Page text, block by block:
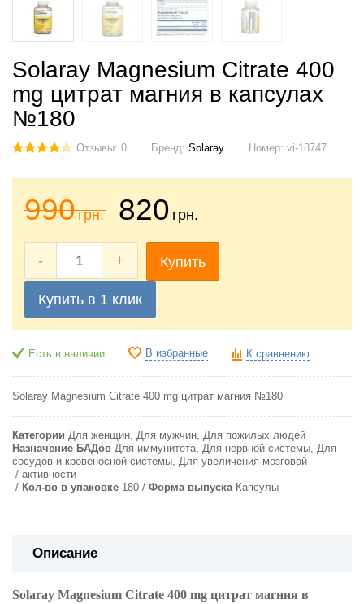
Solaray Magnesium Citrate 400
mg цитрат магния в капсулах
№180
Отзывы: 0 Бренд: Solaray Номер: vi-18747
990грн. 820 грн.
- + Купить
Купить в 1 клик
Есть в наличии В избранные К сравнению
Solaray Magnesium Citrate 400 mg цитрат магния №180
Категории Для женщин, Для мужчин, Для пожилых людей
Назначение БАДов Для иммунитета, Для нервной системы, Для
сосудов и кровеносной системы, Для увеличения мозговой
активности
Кол-во в упаковке 180 Форма выпуска Капсулы
Описание
Solaray Magnesium Citrate 400 mg цитрат магния в